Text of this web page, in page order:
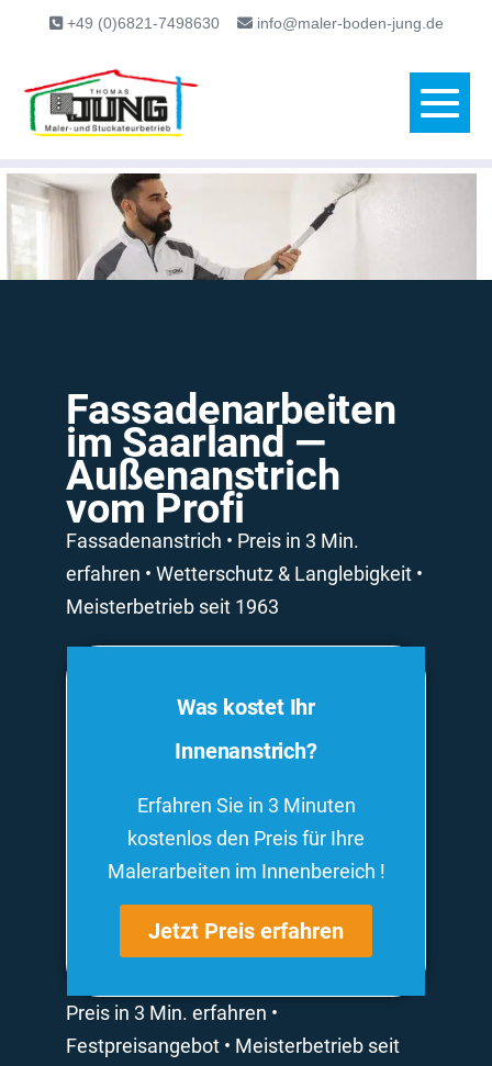
content +49 (0)6821-7498630 info@maler-boden-jung.de
Fassadenarbeiten
im Saarland —
Außenanstrich
vom Profi
Fassadenanstrich • Preis in 3 Min.
erfahren • Wetterschutz & Langlebigkeit •
Meisterbetrieb seit 1963
Was kostet Ihr
Innenanstrich?
Erfahren Sie in 3 Minuten
kostenlos den Preis für Ihre
Malerarbeiten im Innenbereich !
Jetzt Preis erfahren
Preis in 3 Min. erfahren •
Festpreisangebot • Meisterbetrieb seit